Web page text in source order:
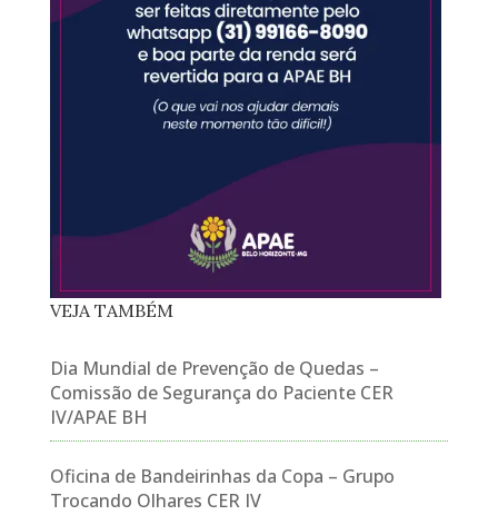
VEJA TAMBÉM
Dia Mundial de Prevenção de Quedas –
Comissão de Segurança do Paciente CER
IV/APAE BH
Oficina de Bandeirinhas da Copa – Grupo
Trocando Olhares CER IV